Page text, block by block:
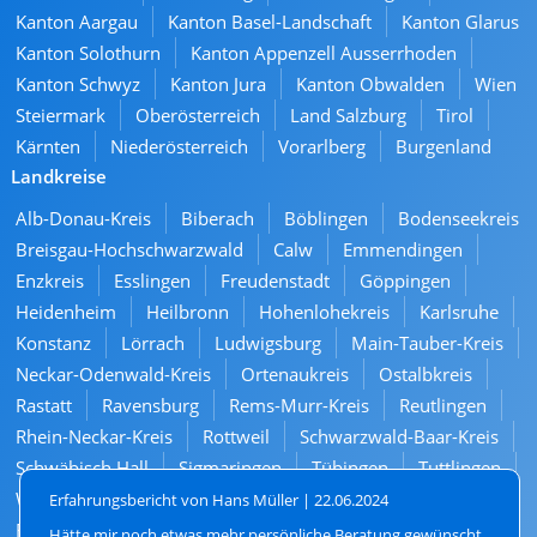
Erfahrungsbericht von Hans Müller | 22.06.2024
Kanton Aargau
Kanton Basel-Landschaft
Kanton Glarus
Kanton Solothurn
Kanton Appenzell Ausserrhoden
Kanton Schwyz
Kanton Jura Kanton Obwalden
Wien
Steiermark
Oberösterreich Land Salzburg
Tirol
Kärnten
Niederösterreich Vorarlberg
Burgenland
Landkreise
Alb-Donau-Kreis
Biberach Böblingen
Bodenseekreis
Breisgau-Hochschwarzwald
Calw
Emmendingen
Enzkreis
Esslingen Freudenstadt
Göppingen
Heidenheim
Heilbronn Hohenlohekreis
Karlsruhe
Konstanz
Lörrach Ludwigsburg
Main-Tauber-Kreis
Neckar-Odenwald-Kreis
Ortenaukreis
Ostalbkreis
Rastatt
Ravensburg Rems-Murr-Kreis
Reutlingen
Rhein-Neckar-Kreis
Rottweil
Schwarzwald-Baar-Kreis
Schwäbisch Hall
Sigmaringen Tübingen
Tuttlingen
Waldshut
Zollernalbkreis
Baden-Baden
Freiburg im Breisgau
Mannheim Stuttgart